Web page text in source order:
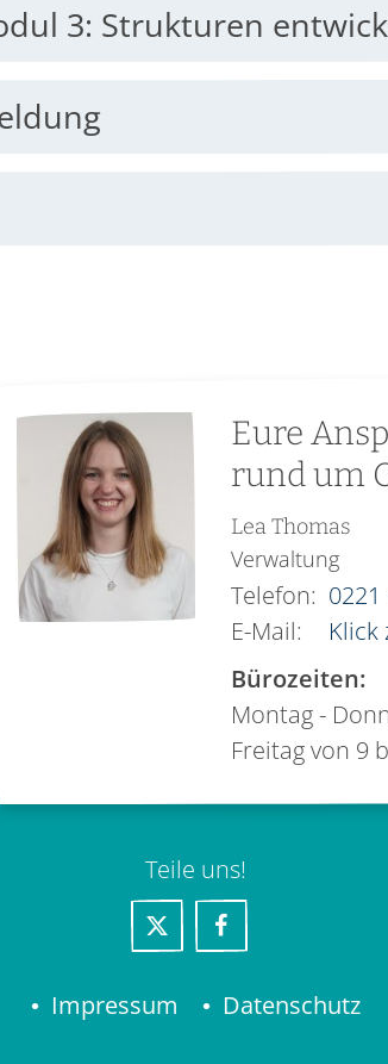
26. – 27.04.2027 | Modul 3:
Eure
rund um
LeaThomas
Verwaltung
Telefon: 0221
E-Mail:
Klick
Bürozeiten:
Montag -
Freitag von 9
Teile uns!
Impressum Datenschutz